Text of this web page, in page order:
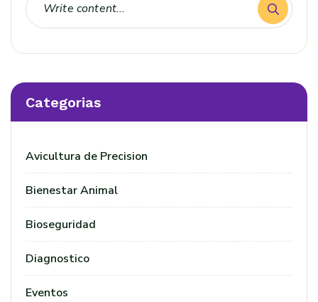
Categorias
Avicultura de Precision
Bienestar Animal
Bioseguridad
Diagnostico
Eventos